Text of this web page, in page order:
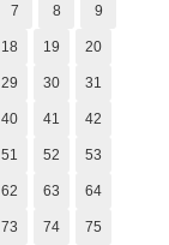
7 8 9
18 19 20
29 30 31
40 41 42
51 52 53
62 63 64
73 74 75